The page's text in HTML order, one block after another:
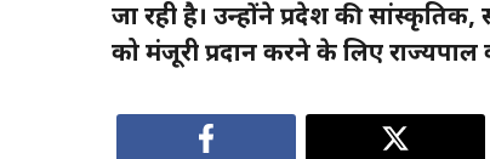
जा रही है। उन्होंने प्रदेश की
को मंजूरी प्रदान करने के लिए